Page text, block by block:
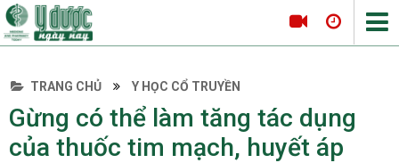
Tin tức Y Dược
Thông tin hội nghị
Hội thảo
TRANG CHỦ Y HỌC CỔ TRUYỀN
DƯỢC HỌC CỔ TRUYỀN
Gừng có thể làm tăng tác dụng
của thuốc tim mạch, huyết áp